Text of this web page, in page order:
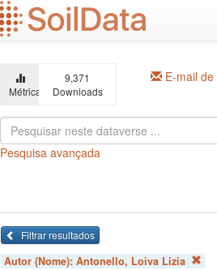
Ir
para
o
principal
Métricas
9,371
Downloads
E-mail de
Pesquisa avançada
Filtrar resultados
Autor (Nome): Antonello, Loiva Lizia